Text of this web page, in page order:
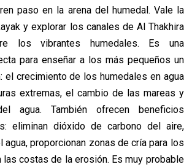
paso en la arena del humedal. Vale la
y explorar los canales de Al Thakhira
los vibrantes humedales. Es una
para enseñar a los más pequeños un
el crecimiento de los humedales en agua
extremas, el cambio de las mareas y
agua. También ofrecen beneficios
eliminan dióxido de carbono del aire,
proporcionan zonas de cría para los
costas de la erosión. Es muy probable